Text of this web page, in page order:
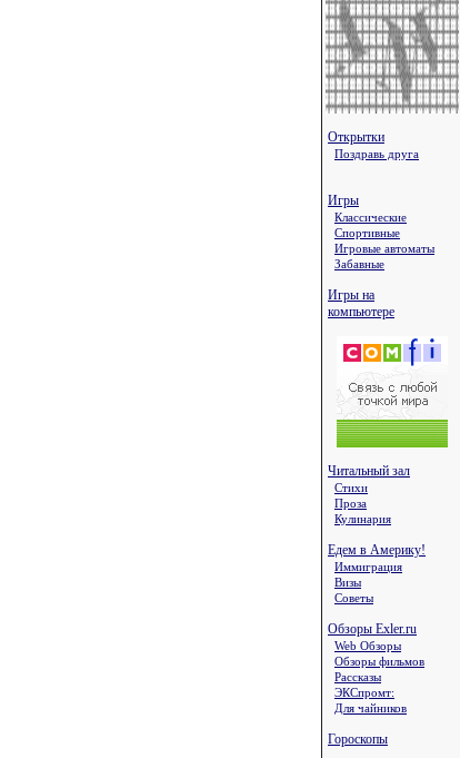
Открытки
Поздравь друга
Игры
Классические
Спортивные
Игровые автоматы
Забавные
Игры на
компьютере
Читальный зал
Стихи
Проза
Кулинария
Едем в Америку!
Иммиграция
Визы
Советы
Обзоры Exler.ru
Web Обзоры
Обзоры фильмов
Рассказы
ЭКСпромт:
Для чайников
Гороскопы